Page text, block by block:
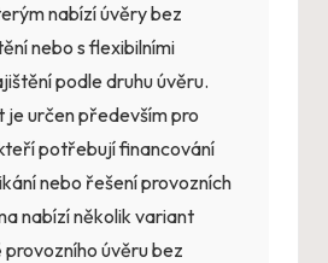
nabízí úvěry bez
nebo s flexibilními
podle druhu úvěru.
je určen především pro
potřebují financování
nebo řešení provozních
nabízí několik variant
úvěru bez